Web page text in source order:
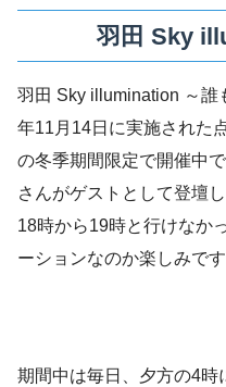
羽田 Sky
羽田 Sky illumination ～誰
年11月14日に実施された
の冬季期間限定で開催中
さんがゲストとして登壇
18時から19時と行けなか
ーションなのか楽しみです
期間中は毎日、夕方の4時